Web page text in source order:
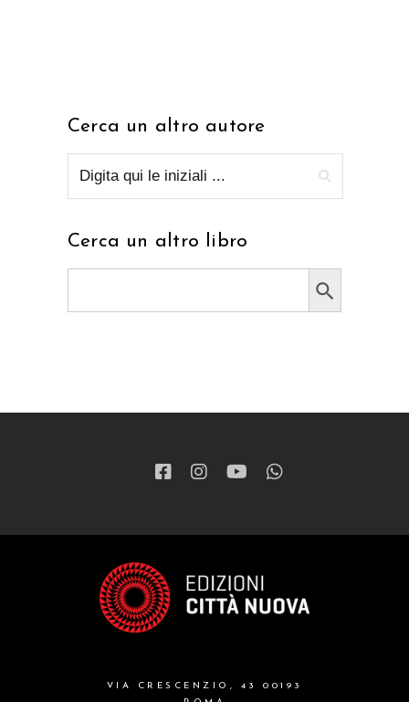
Cerca un altro autore
Cerca un altro libro
Search Button
VIA CRESCENZIO, 43 00193